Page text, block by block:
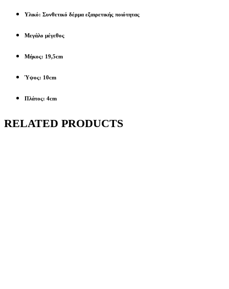
Υλικό: Συνθετικό δέρμα εξαιρετικής ποιότητας
Μεγάλο μέγεθος
Μήκος: 19,5cm
Ύψος: 10cm
Πλάτος: 4cm
RELATED PRODUCTS